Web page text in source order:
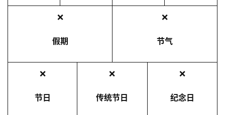
❌
假期
❌
节气
❌
节日
❌
传统节日
❌
纪念日